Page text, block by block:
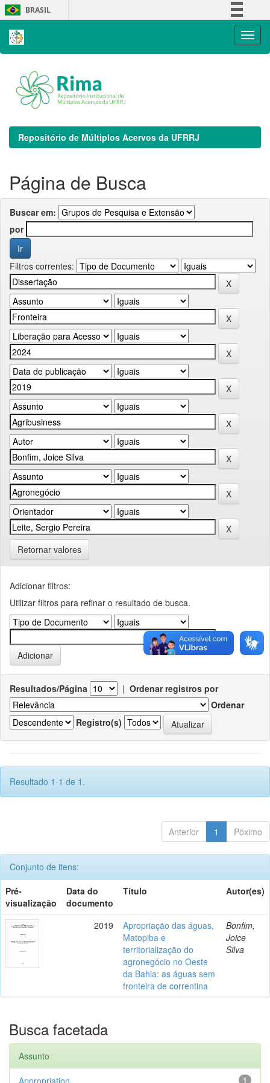
Skip
navigation
BRASIL
Repositório de Múltiplos Acervos da UFRRJ
Página de Busca
Buscar em:
por
Filtros correntes:
Retornar valores
Adicionar filtros:
Utilizar filtros para refinar o resultado de busca.
Resultados/Página | Ordenar registros por
Ordenar
Registro(s)
Resultado 1-1 de 1.
Anterior 1 Póximo
Conjunto de itens:
Pré-
visualização
Data do
documento
Título Autor(es)
2019
Apropriação das águas,
Matopiba e
territorialização do
agronegócio no Oeste
da Bahia: as águas sem
fronteira de correntina
Bonfim,
Joice
Silva
Busca facetada
Assunto
1
Appropriation